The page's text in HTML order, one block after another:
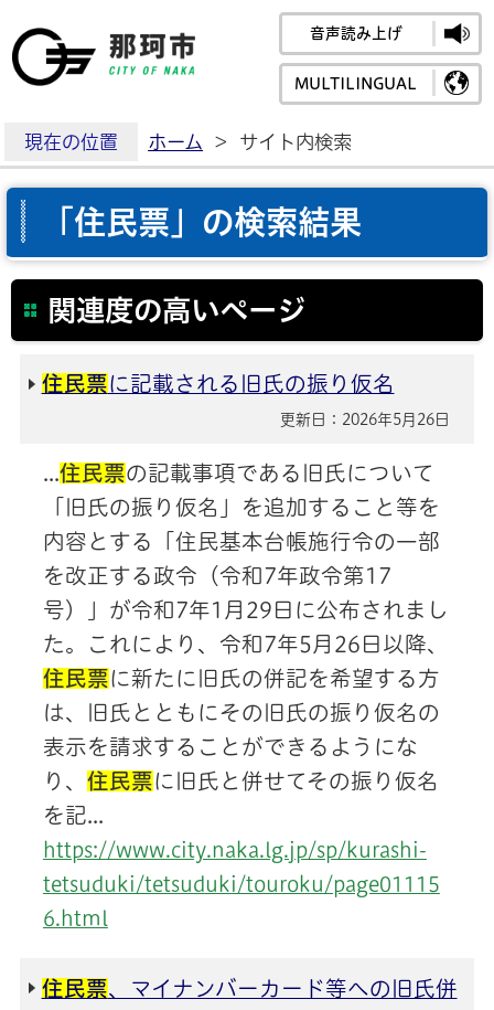
那珂市公式ホームペ
音声読み上げ
MULTILINGUAL
現在の位置 ホーム > サイト内検索
「住民票」の検索結果
関連度の高いページ
住民票に記載される旧氏の振り仮名
更新日：2026年5月26日
...住民票の記載事項である旧氏について
「旧氏の振り仮名」を追加すること等を
内容とする「住民基本台帳施行令の一部
を改正する政令（令和7年政令第17
号）」が令和7年1月29日に公布されまし
た。これにより、令和7年5月26日以降、
住民票に新たに旧氏の併記を希望する方
は、旧氏とともにその旧氏の振り仮名の
表示を請求することができるようにな
り、 住民票に旧氏と併せてその振り仮名
を記...
https://www.city.naka.lg.jp/sp/kurashi-
tetsuduki/tetsuduki/touroku/page01115
6.html
住民票、マイナンバーカード等への旧氏併